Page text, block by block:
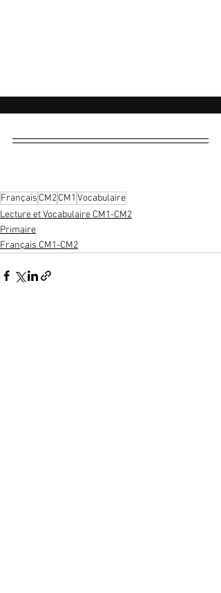
Français CM2CM1 Vocabulaire
Lecture et Vocabulaire CM1-CM2
Primaire
Français CM1-CM2